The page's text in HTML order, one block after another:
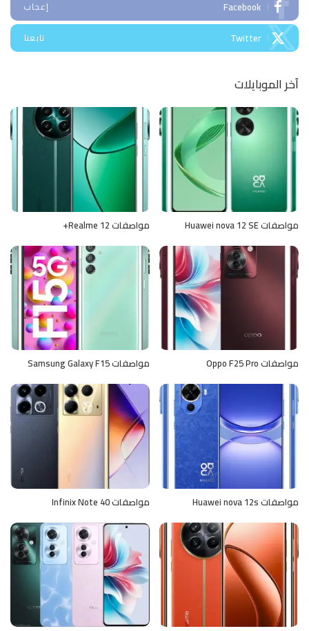
Facebook إعجاب
Twitter تابعنا
آخر الموبايلات
مواصفات Huawei nova 12 SE مواصفات Realme 12+
مواصفات Oppo F25 Pro مواصفات Samsung Galaxy F15
مواصفات Huawei nova 12s مواصفات Infinix Note 40